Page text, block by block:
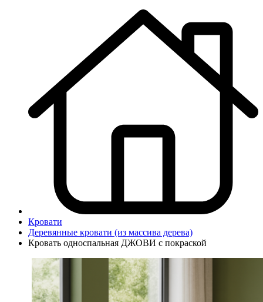
Кровати
Деревянные кровати (из массива дерева)
Кровать односпальная ДЖОВИ с покраской